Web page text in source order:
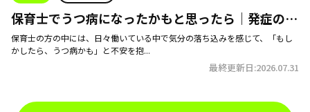
保育士でうつ病になったかもと思ったら｜発症の要
因やならないための対策を解説
保育士の方の中には、日々働いている中で気分の落ち込みを感じて、「もし
かしたら、うつ病かも」と不安を抱...
最終更新日:2026.07.31